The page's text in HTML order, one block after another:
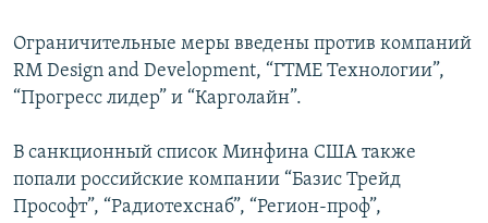
Ограничительные меры введены против компаний
RM Design and Development, “ГТМЕ Технологии”,
“Прогресс лидер” и “Карголайн”.
В санкционный список Минфина США также
попали российские компании “Базис Трейд
Прософт”, “Радиотехснаб”, “Регион-проф”,